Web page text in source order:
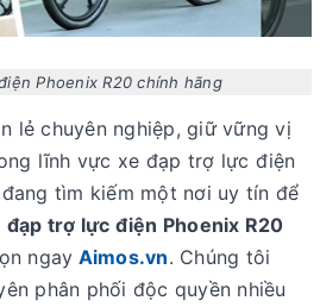
Phoenix R20 chính hãng
lẻ chuyên nghiệp, giữ vững vị
lĩnh vực xe đạp trợ lực điện
tìm kiếm một nơi uy tín để
đạp trợ lực điện Phoenix R20
ngay Aimos.vn. Chúng tôi
phân phối độc quyền nhiều